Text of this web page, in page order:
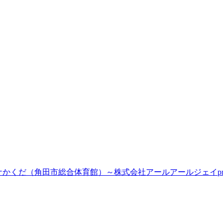
くだ（角田市総合体育館）～株式会社アールアールジェイ